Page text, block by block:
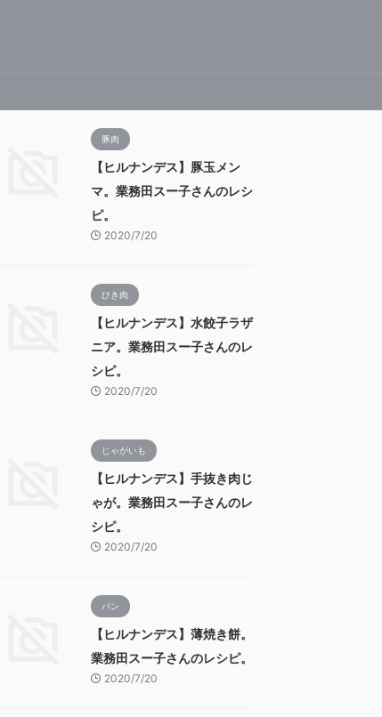
豚肉
【ヒルナンデス】豚玉メン
マ。業務田スー子さんのレシ
ピ。
2020/7/20
ひき肉
【ヒルナンデス】水餃子ラザ
ニア。業務田スー子さんのレ
シピ。
2020/7/20
じゃがいも
【ヒルナンデス】手抜き肉じ
ゃが。業務田スー子さんのレ
シピ。
2020/7/20
パン
【ヒルナンデス】薄焼き餅。
業務田スー子さんのレシピ。
2020/7/20